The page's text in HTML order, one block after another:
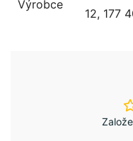
Výrobce
12, 177